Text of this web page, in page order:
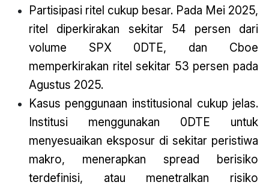
Partisipasi ritel cukup besar. Pada Mei 2025,
ritel diperkirakan sekitar 54 persen dari
volume SPX 0DTE, dan Cboe
memperkirakan ritel sekitar 53 persen pada
Agustus 2025.
Kasus penggunaan institusional cukup jelas.
Institusi menggunakan 0DTE untuk
menyesuaikan eksposur di sekitar peristiwa
makro, menerapkan spread berisiko
terdefinisi, atau menetralkan risiko